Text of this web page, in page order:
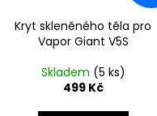
Kryt skleněného těla pro
Vapor Giant V5S
Skladem (5 ks)
499 Kč